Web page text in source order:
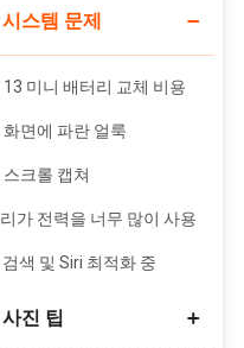
Tenorshare
스템 문제
13 미니 배터리 교체 비용
화면에 파란 얼룩
크롤 캡쳐
가 전력을 너무 많이 사용
색 및 Siri 최적화 중
진 팁